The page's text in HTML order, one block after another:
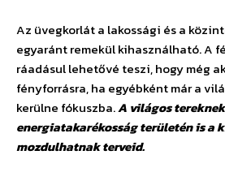
Az üvegkorlát a lakossági és a
egyaránt remekül kihasználható. A
ráadásul lehetővé teszi, hogy még
fényforrásra, ha egyébként már a
kerülne fókuszba.A világos
energiatakarékosság területén is a
mozdulhatnak terveid.